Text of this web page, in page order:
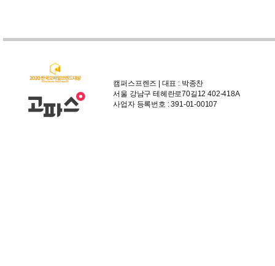
캠퍼스프렌즈 | 대표 : 박종찬
서울 강남구 테헤란로70길12 402-418A
사업자 등록번호 : 391-01-00107